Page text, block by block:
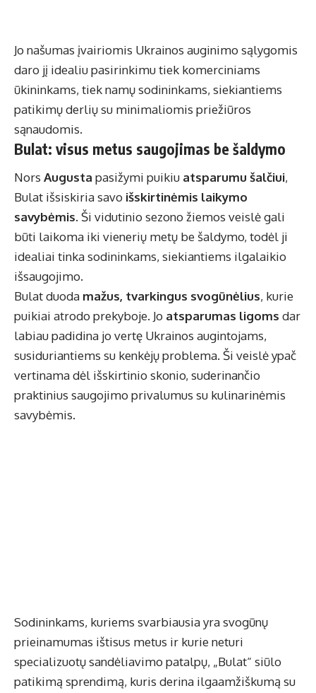
Jo našumas įvairiomis Ukrainos auginimo sąlygomis
daro jį idealiu pasirinkimu tiek komerciniams
ūkininkams, tiek namų sodininkams, siekiantiems
patikimų derlių su minimaliomis priežiūros
sąnaudomis.
Bulat: visus metus saugojimas be šaldymo
Nors Augusta pasižymi puikiu atsparumu šalčiui,
Bulat išsiskiria savo išskirtinėmis laikymo
savybėmis. Ši vidutinio sezono žiemos veislė gali
būti laikoma iki vienerių metų be šaldymo, todėl ji
idealiai tinka sodininkams, siekiantiems ilgalaikio
išsaugojimo.
Bulat duoda mažus, tvarkingus svogūnėlius, kurie
puikiai atrodo prekyboje. Jo atsparumas ligoms dar
labiau padidina jo vertę Ukrainos augintojams,
susiduriantiems su kenkėjų problema. Ši veislė ypač
vertinama dėl išskirtinio skonio, suderinančio
praktinius saugojimo privalumus su kulinarinėmis
savybėmis.
Sodininkams, kuriems svarbiausia yra svogūnų
prieinamumas ištisus metus ir kurie neturi
specializuotų sandėliavimo patalpų, „Bulat“ siūlo
patikimą sprendimą, kuris derina ilgaamžiškumą su